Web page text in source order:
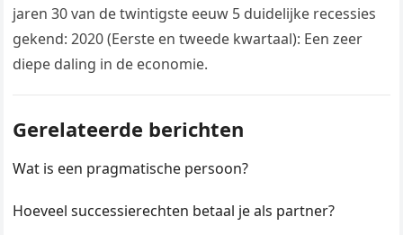
jaren 30 van de twintigste eeuw 5 duidelijke recessies
gekend: 2020 (Eerste en tweede kwartaal): Een zeer
diepe daling in de economie.
Gerelateerde berichten
Wat is een pragmatische persoon?
Hoeveel successierechten betaal je als partner?